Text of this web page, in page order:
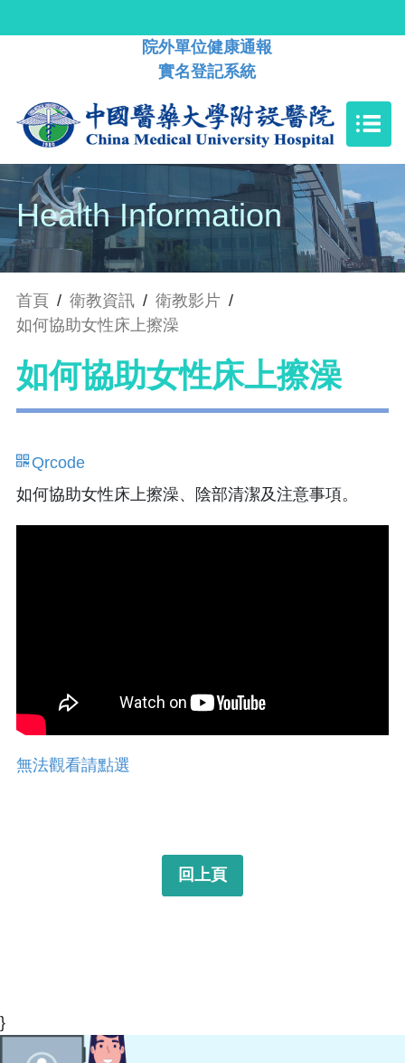
院外單位健康通報
實名登記系統
Health Information
首頁 / 衛教資訊 / 衛教影片 /
如何協助女性床上擦澡
如何協助女性床上擦澡
Qrcode
如何協助女性床上擦澡、陰部清潔及注意事項。
無法觀看請點選
回上頁
}